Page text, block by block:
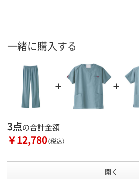
一緒に購入する
3点の合計金額
￥12,780（税込）
開く